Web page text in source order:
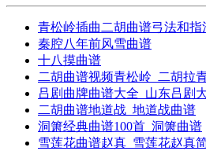
青松岭插曲二胡曲谱弓法和
秦腔八年前风雪曲谱
十八摸曲谱
二胡曲谱视频青松岭_二胡拉
吕剧曲牌曲谱大全_山东吕剧
二胡曲谱地道战_地道战曲谱
洞箫经典曲谱100首_洞箫曲谱
雪莲花曲谱赵真_雪莲花赵真